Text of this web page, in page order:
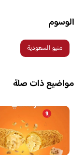
الوسوم
منيو السعودية
مواضيع ذات صلة